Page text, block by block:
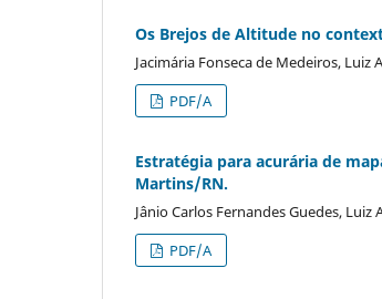
Os Brejos de Altitude no
Jacimária Fonseca de Medeiros, Luiz
PDF/A
Estratégia para acurária de
Martins/RN.
Jânio Carlos Fernandes Guedes, Luiz
PDF/A